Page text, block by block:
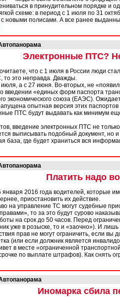
в принудительном порядке и
схеме: в период с 1 июля по 31
с новыми полисами. А все ранее
Электронные ПТС?
что с 1 июля в России люди
то это неправда. Дважды.
а с 27 июня. Во-вторых, не
введении «единых форм паспорта
экономического союза (ЕАЭС).
опытная версия этих
ПТС будут выдавать как минимум
введение электронных ПТС не
выписывать подобный документ, но
база, где будет храниться вся
Платить надо
2016 года водителей, которые
приостановить их действие.
на управление ТС могут судебные
то за это будут сурово
на срок до 50 часов. Перед
уже в розыске, то и «заочно»). И
прав не могут ограничить, если вы
(или если должник является
в месте «ограниченной
по выплате штрафов). Как снять
Иномарка сбила